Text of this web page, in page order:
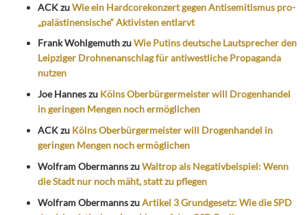
ACKzuWie ein Hardcorekonzert gegen Antisemitismus pro-
„palästinensische“ Aktivisten entlarvt
Frank WohlgemuthzuWie Putins deutsche Lautsprecher den
Leipziger Drohnenanschlag für antiwestliche Propaganda
nutzen
Joe Hanneszu Kölns Oberbürgermeister will Drogenhandel
in geringen Mengen noch ermöglichen
ACKzu Kölns Oberbürgermeister will Drogenhandel in
geringen Mengen noch ermöglichen
Wolfram ObermannszuWaltrop als Negativbeispiel: Wenn
die Stadt nur noch mäht, statt zu pflegen
Wolfram ObermannszuArtikel 3 Grundgesetz: Wie die SPD